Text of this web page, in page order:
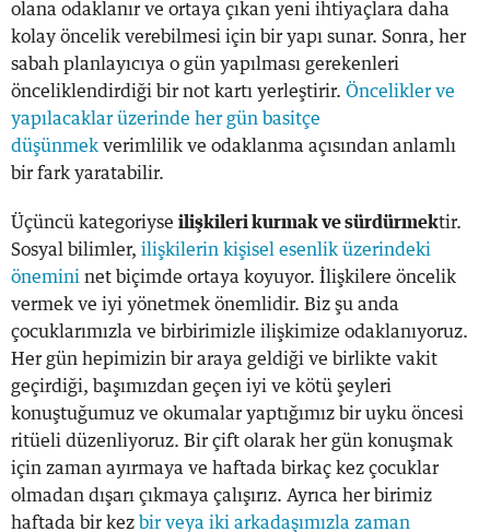
olana odaklanır ve ortaya çıkan yeni ihtiyaçlara daha
kolay öncelik verebilmesi için bir yapı sunar. Sonra, her
sabah planlayıcıya o gün yapılması gerekenleri
önceliklendirdiği bir not kartı yerleştirir. Öncelikler ve
yapılacaklar üzerinde her gün basitçe
düşünmek verimlilik ve odaklanma açısından anlamlı
bir fark yaratabilir.
Üçüncü kategoriyse ilişkileri kurmak ve sürdürmektir.
Sosyal bilimler, ilişkilerin kişisel esenlik üzerindeki
önemini net biçimde ortaya koyuyor. İlişkilere öncelik
vermek ve iyi yönetmek önemlidir. Biz şu anda
çocuklarımızla ve birbirimizle ilişkimize odaklanıyoruz.
Her gün hepimizin bir araya geldiği ve birlikte vakit
geçirdiği, başımızdan geçen iyi ve kötü şeyleri
konuştuğumuz ve okumalar yaptığımız bir uyku öncesi
ritüeli düzenliyoruz. Bir çift olarak her gün konuşmak
için zaman ayırmaya ve haftada birkaç kez çocuklar
olmadan dışarı çıkmaya çalışırız. Ayrıca her birimiz
haftada bir kez bir veya iki arkadaşımızla zaman